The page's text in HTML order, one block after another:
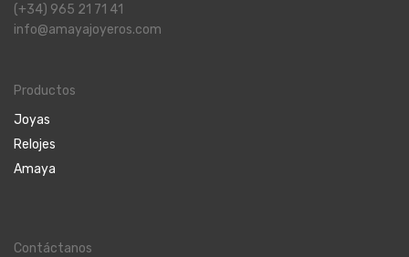
(+34) 965 21 71 41
info@amayajoyeros.com
Productos
Joyas
Relojes
Amaya
Contáctanos